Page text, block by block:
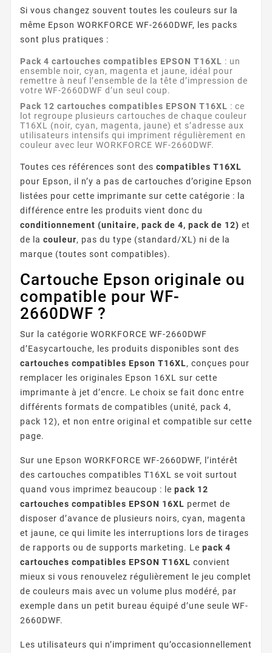
Si vous changez souvent toutes les couleurs sur la
même Epson WORKFORCE WF-2660DWF, les packs
sont plus pratiques :
Pack 4 cartouches compatibles EPSON T16XL : un
ensemble noir, cyan, magenta et jaune, idéal pour
remettre à neuf l’ensemble de la tête d’impression de
votre WF-2660DWF d’un seul coup.
Pack 12 cartouches compatibles EPSON T16XL : ce
lot regroupe plusieurs cartouches de chaque couleur
T16XL (noir, cyan, magenta, jaune) et s’adresse aux
utilisateurs intensifs qui impriment régulièrement en
couleur avec leur WORKFORCE WF-2660DWF.
Toutes ces références sont des compatibles T16XL
pour Epson, il n’y a pas de cartouches d’origine Epson
listées pour cette imprimante sur cette catégorie : la
différence entre les produits vient donc du
conditionnement (unitaire, pack de 4, pack de 12) et
de la couleur, pas du type (standard/XL) ni de la
marque (toutes sont compatibles).
Cartouche Epson originale ou
compatible pour WF-
2660DWF ?
Sur la catégorie WORKFORCE WF-2660DWF
d’Easycartouche, les produits disponibles sont des
cartouches compatibles Epson T16XL, conçues pour
remplacer les originales Epson 16XL sur cette
imprimante à jet d’encre. Le choix se fait donc entre
différents formats de compatibles (unité, pack 4,
pack 12), et non entre original et compatible sur cette
page.
Sur une Epson WORKFORCE WF-2660DWF, l’intérêt
des cartouches compatibles T16XL se voit surtout
quand vous imprimez beaucoup : le pack 12
cartouches compatibles EPSON 16XL permet de
disposer d’avance de plusieurs noirs, cyan, magenta
et jaune, ce qui limite les interruptions lors de tirages
de rapports ou de supports marketing. Le pack 4
cartouches compatibles EPSON T16XL convient
mieux si vous renouvelez régulièrement le jeu complet
de couleurs mais avec un volume plus modéré, par
exemple dans un petit bureau équipé d’une seule WF-
2660DWF.
Les utilisateurs qui n’impriment qu’occasionnellement